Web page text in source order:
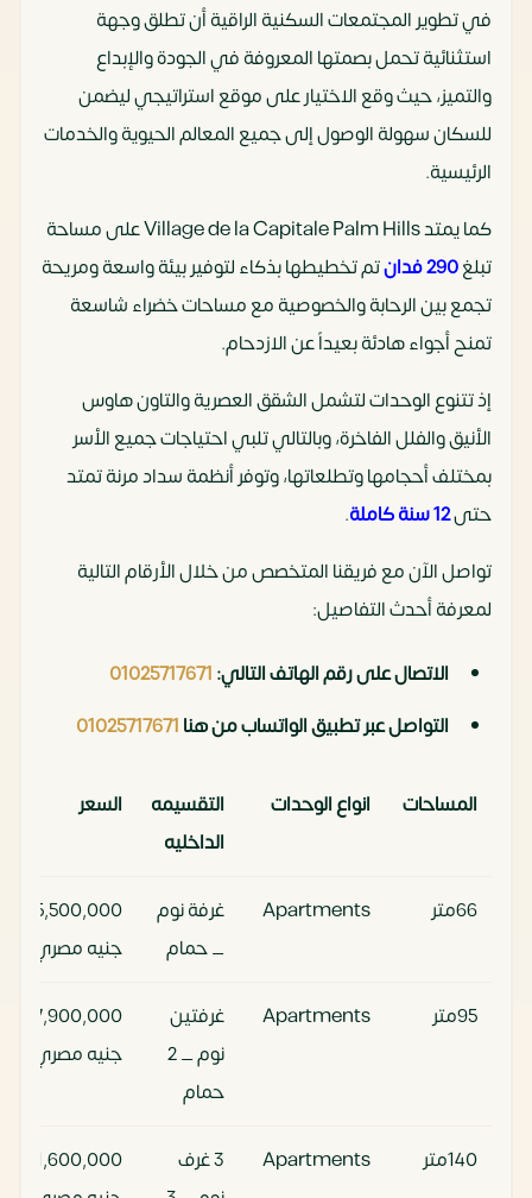
في تطوير المجتمعات السكنية الراقية أن تطلق وجهة
استثنائية تحمل بصمتها المعروفة في الجودة والإبداع
والتميز، حيث وقع الاختيار على موقع استراتيجي ليضمن
للسكان سهولة الوصول إلى جميع المعالم الحيوية والخدمات
الرئيسية.​
كما يمتد Village de la Capitale Palm Hills على مساحة
تبلغ290 فدان
تم تخطيطها بذكاء لتوفير بيئة واسعة ومريحة
تجمع بين الرحابة والخصوصية مع مساحات خضراء شاسعة
تمنح أجواء هادئة بعيداً عن الازدحام.
إذ تتنوع الوحدات لتشمل الشقق العصرية والتاون هاوس
الأنيق والفلل الفاخرة، وبالتالي تلبي احتياجات جميع الأسر
بمختلف أحجامها وتطلعاتها، وتوفر أنظمة سداد مرنة تمتد
حتى12 سنة كاملة
.
تواصل الآن مع فريقنا المتخصص من خلال الأرقام التالية
لمعرفة أحدث التفاصيل:
الاتصال على رقم الهاتف التالي:01025717671
التواصل عبر تطبيق الواتساب من هنا01025717671
المساحات انواع الوحدات
التقسيمه
الداخليه
السعر
66متر Apartments
غرفة نوم
_ حمام
5,500,000
جنيه مصري
95متر Apartments
غرفتين
نوم _ 2
حمام
7,900,000
جنيه مصري
140متر Apartments
3 غرف
11,600,000